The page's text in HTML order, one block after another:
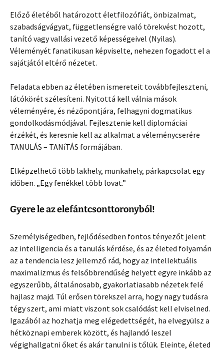
Előző életéből határozott életfilozófiát, önbizalmat,
szabadságvágyat, függetlenségre való törekvést hozott,
tanító vagy vallási vezető képességeivel (Nyilas).
Véleményét fanatikusan képviselte, nehezen fogadott el a
sajátjától eltérő nézetet.
Feladata ebben az életében ismereteit továbbfejleszteni,
látókörét szélesíteni. Nyitottá kell válnia mások
véleményére, és nézőpontjára, felhagyni dogmatikus
gondolkodásmódjával. Fejlesztenie kell diplomáciai
érzékét, és keresnie kell az alkalmat a véleménycserére
TANULÁS – TANíTÁS formájában.
Elképzelhető több lakhely, munkahely, párkapcsolat egy
időben. „Egy fenékkel több lovat.”
Gyere le az elefántcsonttoronyból!
Személyiségedben, fejlődésedben fontos tényezőt jelent
az intelligencia és a tanulás kérdése, és az életed folyamán
az a tendencia lesz jellemző rád, hogy az intellektuális
maximalizmus és felsőbbrendűség helyett egyre inkább az
egyszerűbb, általánosabb, gyakorlatiasabb nézetek felé
hajlasz majd. Túl erősen törekszel arra, hogy nagy tudásra
tégy szert, ami miatt viszont sok csalódást kell elviselned.
Igazából az hozhatja meg elégedettségét, ha elvegyülsz a
hétköznapi emberek között, és hajlandó leszel
végighallgatni őket és akár tanulni is tőlük. Eleinte, életed